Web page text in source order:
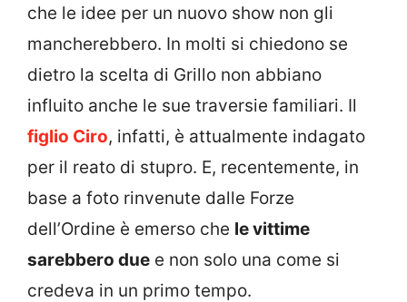
che le idee per un nuovo show non gli
mancherebbero. In molti si chiedono se
dietro la scelta di Grillo non abbiano
influito anche le sue traversie familiari. Il
figlio Ciro, infatti, è attualmente indagato
per il reato di stupro. E, recentemente, in
base a foto rinvenute dalle Forze
dell’Ordine è emerso che le vittime
sarebbero due e non solo una come si
credeva in un primo tempo.